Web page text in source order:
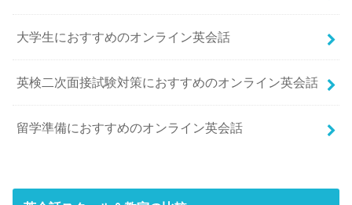
大学生におすすめのオンライン英会話
英検二次面接試験対策におすすめのオンライン英会話
留学準備におすすめのオンライン英会話